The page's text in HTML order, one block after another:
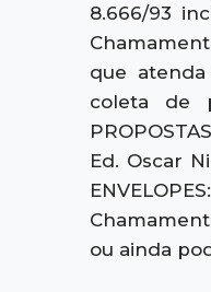
8.666/93
que
coleta de
Ed. Oscar
ou ainda